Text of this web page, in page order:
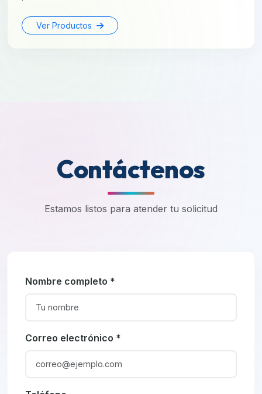
Ver Productos
Contáctenos
Estamos listos para atender tu solicitud
Nombre completo *
Correo electrónico *